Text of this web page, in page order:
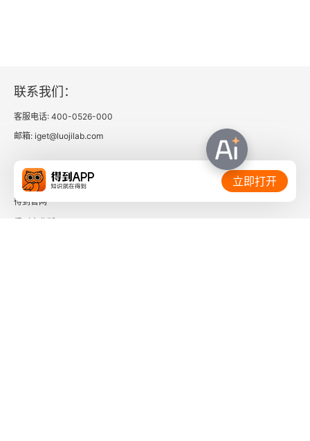
联系我们：
客服电话: 400-0526-000
邮箱: iget@luojilab.com
相关链接：
得到官网
立即打开